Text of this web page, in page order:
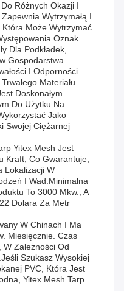
Różnych Okazji I
Wytrzymałą I
Może Wytrzymać
Oznak
Dla Podkładek,
Gospodarstwa
I Odporności.
Materiału
Doskonałym
Do Użytku Na
Jako
Swojej Ciężarnej
Yitex Mesh Jest
Kraft, Co Gwarantuje,
Lokalizacji W
I Wad.Minimalna
To 3000 Mkw., A
Dolara Za Metr
W Chinach I Ma
Miesięcznie. Czas
W Zależności Od
Szukasz Wysokiej
PVC, Która Jest
Yitex Mesh Tarp